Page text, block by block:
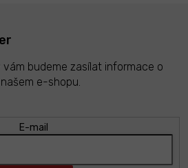
budeme zasílat informace o
e-shopu.
E-mail